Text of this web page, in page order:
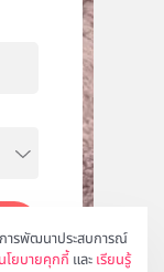
ารพัฒนาประสบการณ์
นโยบายคุกกี้ และ เรียนรู้